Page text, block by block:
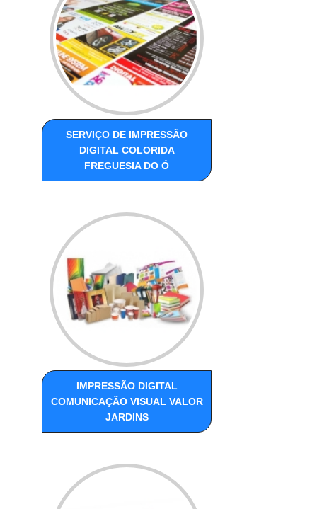
SERVIÇO DE IMPRESSÃO
DIGITAL COLORIDA
FREGUESIA DO Ó
IMPRESSÃO DIGITAL
COMUNICAÇÃO VISUAL VALOR
JARDINS